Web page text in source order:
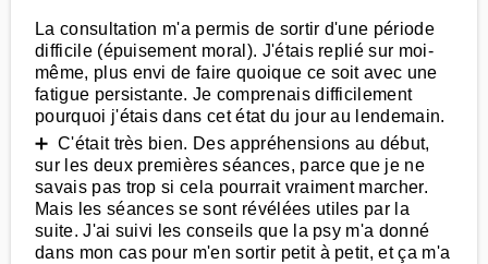
La consultation m'a permis de sortir d'une période
difficile (épuisement moral). J'étais replié sur moi-
même, plus envi de faire quoique ce soit avec une
fatigue persistante. Je comprenais difficilement
pourquoi j'étais dans cet état du jour au lendemain.
➕ C'était très bien. Des appréhensions au début,
sur les deux premières séances, parce que je ne
savais pas trop si cela pourrait vraiment marcher.
Mais les séances se sont révélées utiles par la
suite. J'ai suivi les conseils que la psy m'a donné
dans mon cas pour m'en sortir petit à petit, et ça m'a